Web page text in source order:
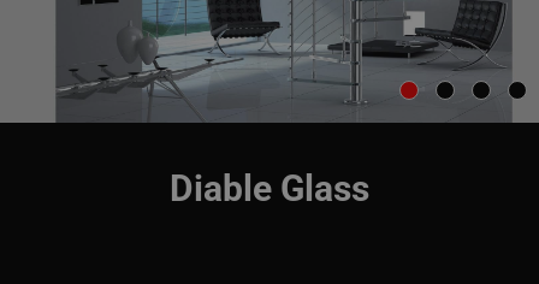
Diable Glass